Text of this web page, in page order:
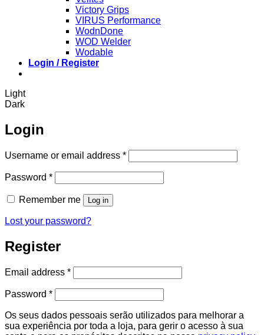
Victory Grips
VIRUS Performance
WodnDone
WOD Welder
Wodable
Login / Register
Light
Dark
Login
Username or email address *Required
Password *Required
Remember me Log in
Lost your password?
Register
Email address *Required
Password *Required
Os seus dados pessoais serão utilizados para melhorar a
sua experiência por toda a loja, para gerir o acesso à sua